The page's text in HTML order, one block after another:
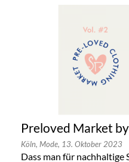
Preloved Market
Köln, Mode, 13. Oktober 2023
Dass man für